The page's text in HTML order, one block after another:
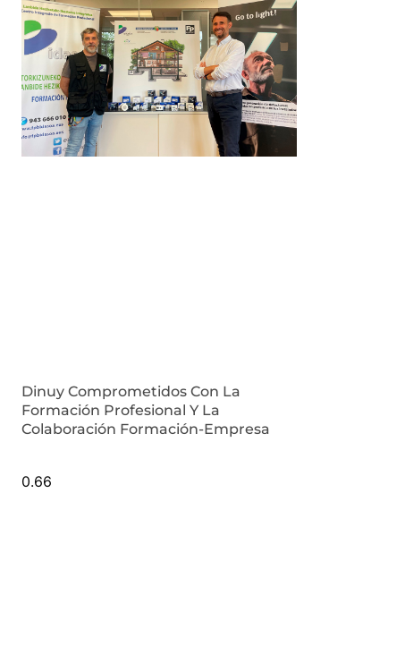
Dinuy Comprometidos Con La
Formación Profesional Y La
Colaboración Formación-Empresa